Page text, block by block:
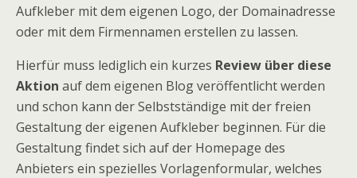
Aufkleber mit dem eigenen Logo, der Domainadresse
oder mit dem Firmennamen erstellen zu lassen.
Hierfür muss lediglich ein kurzes Review über diese
Aktion auf dem eigenen Blog veröffentlicht werden
und schon kann der Selbstständige mit der freien
Gestaltung der eigenen Aufkleber beginnen. Für die
Gestaltung findet sich auf der Homepage des
Anbieters ein spezielles Vorlagenformular, welches